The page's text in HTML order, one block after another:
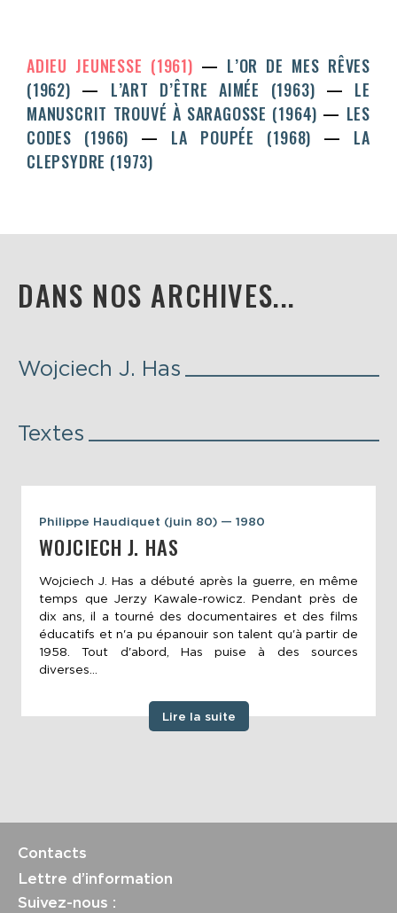
ADIEU JEUNESSE (1961)
L’OR DE MES RÊVES
(1962)
L’ART D’ÊTRE AIMÉE (1963)
LE
MANUSCRIT TROUVÉ À SARAGOSSE (1964)
LES
CODES (1966)
LA POUPÉE (1968)
LA
CLEPSYDRE (1973)
DANS NOS ARCHIVES...
Wojciech J. Has
Textes
Philippe Haudiquet (juin 80) — 1980
WOJCIECH J. HAS
Wojciech J. Has a débuté après la guerre, en même
temps que Jerzy Kawale-rowicz. Pendant près de
dix ans, il a tourné des documentaires et des films
éducatifs et n'a pu épanouir son talent qu'à partir de
1958. Tout d'abord, Has puise à des sources
diverses...
Lire la suite
Contacts
Lettre d’information
Suivez-nous :